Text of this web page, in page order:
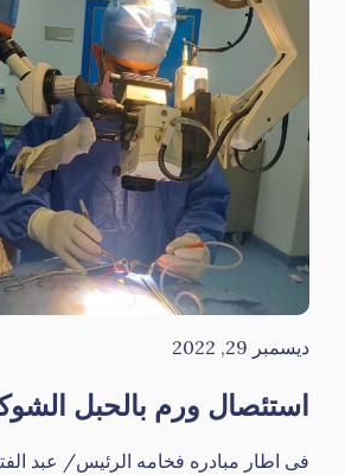
ديسمبر 29, 2022
استئصال ورم بالحبل
فى اطار مبادره فخامه الرئيس/ عبد